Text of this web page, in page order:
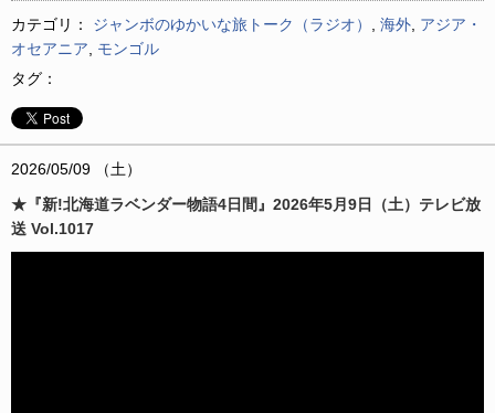
ヤ
ー
カテゴリ： ジャンボのゆかいな旅トーク（ラジオ） 海外 アジア・
オセアニア
モンゴル
タグ：
2026/05/09 （土）
★『新!北海道ラベンダー物語4日間』2026年5月9日（土）テレビ放
送 Vol.1017